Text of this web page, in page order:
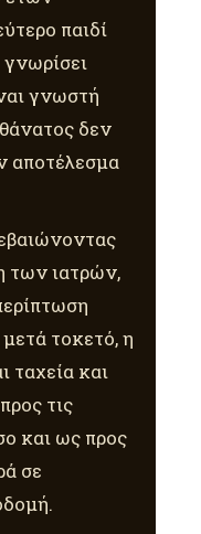
παιδί
γνωστή
δεν
αποτέλεσμα
των ιατρών,
τοκετό, η
ταχεία και
τις
και ως προς
σε